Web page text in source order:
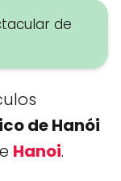
de
de Hanói
Hanoi.